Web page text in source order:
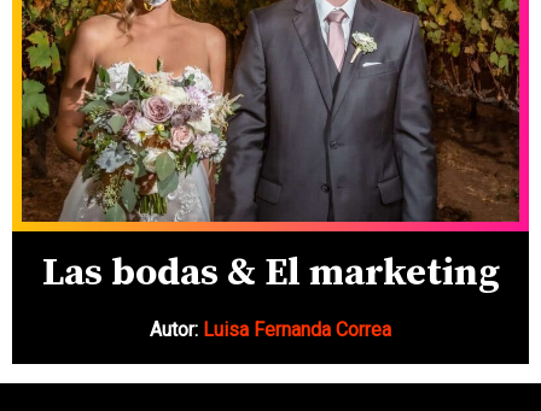
Las bodas & El marketing
Autor: Luisa Fernanda Correa